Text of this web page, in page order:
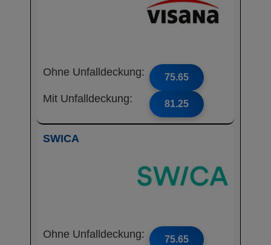
Ohne Unfalldeckung: 75.65
Mit Unfalldeckung: 81.25
SWICA
Ohne Unfalldeckung: 75.65